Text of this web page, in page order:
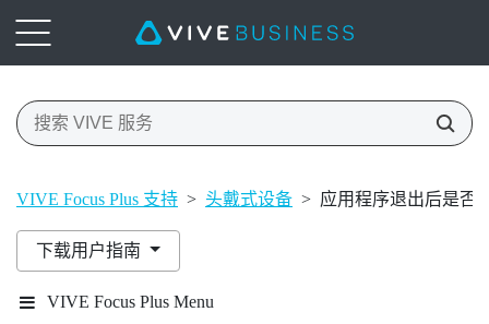
VIVE Focus Plus 支持 > 头戴式设备 > 应用程序退出后是否
下载用户指南
VIVE Focus Plus Menu